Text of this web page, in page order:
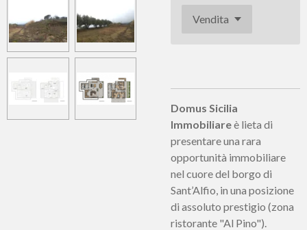
Domus Sicilia
Immobiliareè lieta di
presentare una rara
opportunità immobiliare
nel cuore del borgo di
Sant’Alfio, in una posizione
di assoluto prestigio (zona
ristorante "Al Pino").